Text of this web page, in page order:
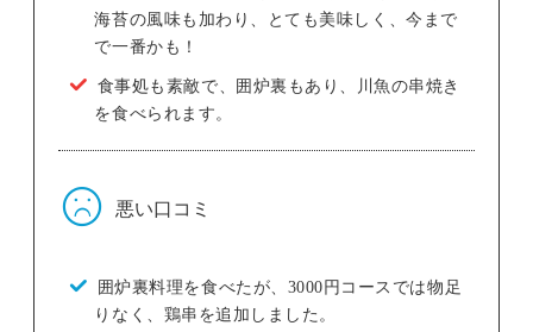
海苔の風味も加わり、とても美味しく、今まで
で一番かも！
食事処も素敵で、囲炉裏もあり、川魚の串焼き
を食べられます。
悪い口コミ
囲炉裏料理を食べたが、3000円コースでは物足
りなく、鶏串を追加しました。